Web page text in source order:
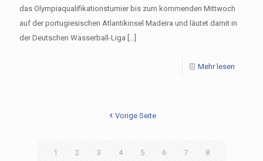
das Olympiaqualifikationsturnier bis zum kommenden Mittwoch
auf der portugiesischen Atlantikinsel Madeira und läutet damit in
der Deutschen Wasserball-Liga […]
Mehr lesen
Vorige Seite
1 2 3 4 5 6 7 8